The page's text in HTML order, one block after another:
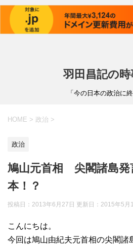
羽田昌記の時
「今の日本の政治に
HOME > 政治 >
政治
鳩山元首相 尖閣諸島発
本！？
投稿日：2013年6月27日 更新日： 2015年5月
こんにちは。
今回は鳩山由紀夫元首相の尖閣諸